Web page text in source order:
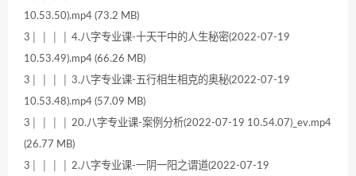
10.53.50).mp4 (73.2 MB)
3│ │ │ │ 4.八字专业课-十天干中的人生秘密(2022-07-19
10.53.49).mp4 (66.26 MB)
3│ │ │ │ 3.八字专业课-五行相生相克的奥秘(2022-07-19
10.53.48).mp4 (57.09 MB)
3│ │ │ │ 20.八字专业课-案例分析(2022-07-19 10.54.07)_ev.mp4
(26.77 MB)
3│ │ │ │ 2.八字专业课-一阴一阳之谓道(2022-07-19